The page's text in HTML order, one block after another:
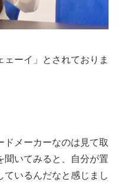
ーイ」とされておりま
ドメーカーなのは見て取
聞いてみると、自分が置
ているんだなと感じまし